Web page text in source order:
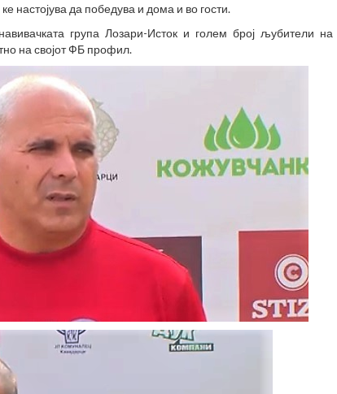
настојува да победува и дома и во гости.
група Лозари-Исток и голем број љубители на
на својот ФБ профил.